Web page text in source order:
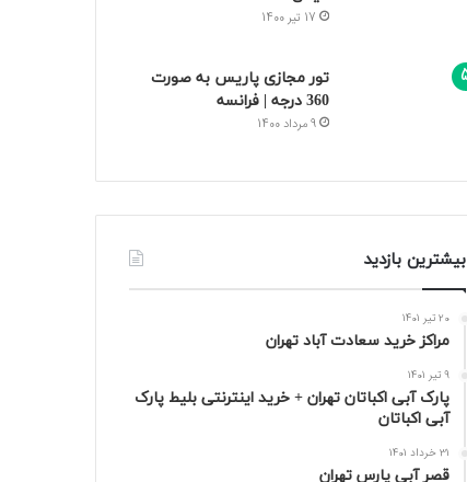
17 تیر 1400
تور مجازی پاریس به صورت
360 درجه | فرانسه
9 مرداد 1400
بیشترین بازدید
20 تیر 1401
مراکز خرید سعادت‌ آباد تهران
9 تیر 1401
پارک آبی اکباتان تهران + خرید اینترنتی بلیط پارک
آبی اکباتان
31 خرداد 1401
قصر آبی پارس تهران